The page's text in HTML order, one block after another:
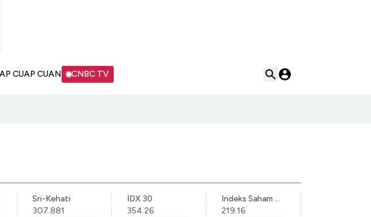
CUAP CUAN CNBC TV
Sri-Kehati
307.881
IDX 30
354.26
Indeks Saham Syariah Indonesia
219.16